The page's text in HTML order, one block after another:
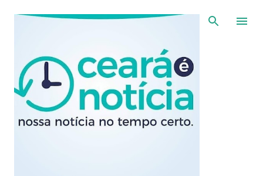
Pular para o conteúdo principal